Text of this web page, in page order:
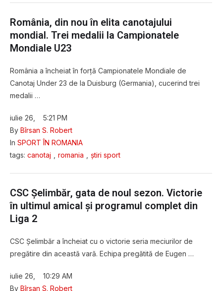
România, din nou în elita canotajului
mondial. Trei medalii la Campionatele
Mondiale U23
România a încheiat în forță Campionatele Mondiale de
Canotaj Under 23 de la Duisburg (Germania), cucerind trei
medalii …
iulie 26
5:21 PM
By Bîrsan S. Robert
In SPORT ÎN ROMANIA
tags: canotaj romania știri sport
CSC Șelimbăr, gata de noul sezon. Victorie
în ultimul amical și programul complet din
Liga 2
CSC Șelimbăr a încheiat cu o victorie seria meciurilor de
pregătire din această vară. Echipa pregătită de Eugen …
iulie 26
10:29 AM
By Bîrsan S. Robert